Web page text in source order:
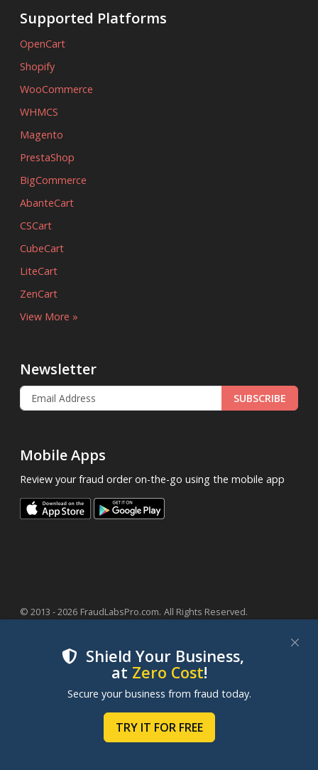
Shield Your Business,
at Zero Cost!
Secure your business from fraud today.
TRY IT FOR FREE
Supported Platforms
OpenCart
Shopify
WooCommerce
WHMCS
Magento
PrestaShop
BigCommerce
AbanteCart
CSCart
CubeCart
LiteCart
ZenCart
View More »
Newsletter
SUBSCRIBE
Mobile Apps
Review your fraud order on-the-go using the mobile app
© 2013 - 2026 FraudLabsPro.com. All Rights Reserved.
We use cookies to improve your experience on our
websites. By clicking "Accept Cookies", you consent to
our use of cookies. Learn more in ourCookie Policy
ACCEPT COOKIES
MANAGE COOKIES